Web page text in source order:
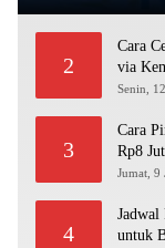
2
Cara
via
Senin,
3
Cara
Rp8
Jumat, 9
4
Jadwal
untuk